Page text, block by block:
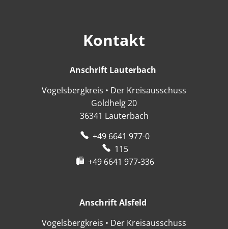
Kontakt
Anschrift Lauterbach
Vogelsbergkreis • Der Kreisausschuss
Goldhelg 20
36341 Lauterbach
+49 6641 977-0
115
+49 6641 977-336
Anschrift Alsfeld
Vogelsbergkreis • Der Kreisausschuss